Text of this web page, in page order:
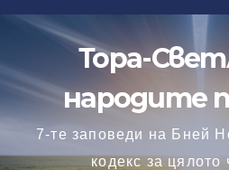
Skip
content
Тора-
народите
7-те заповеди на Бней
кодекс за цялото